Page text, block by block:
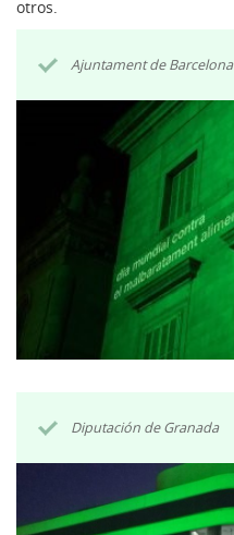
otros.
Ajuntament de Barcelona
Diputación de Granada